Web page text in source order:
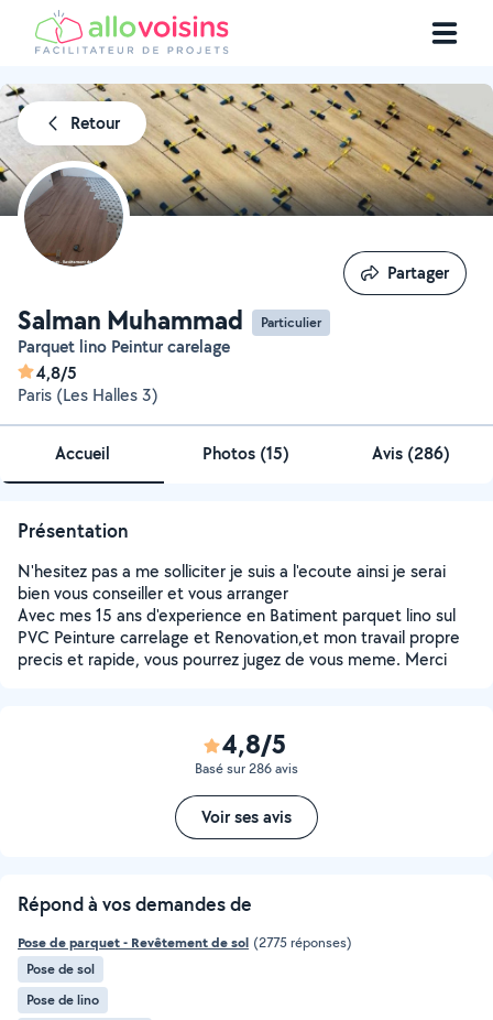
Retour
Salman Muhammad Particulier
Parquet lino Peintur carelage
4,8/5
Paris (Les Halles 3)
Partager
Partager
Accueil Photos (15) Avis (286)
Présentation
N'hesitez pas a me solliciter je suis a l'ecoute ainsi je serai
bien vous conseiller et vous arranger
Avec mes 15 ans d'experience en Batiment parquet lino sul
PVC Peinture carrelage et Renovation,et mon travail propre
precis et rapide, vous pourrez jugez de vous meme. Merci
4,8/5
Basé sur 286 avis
Voir ses avis
Répond à vos demandes de
Pose de parquet - Revêtement de sol (2775 réponses)
Pose de sol
Pose de lino